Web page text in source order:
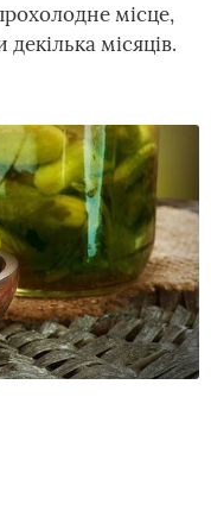
місце,
місяців.